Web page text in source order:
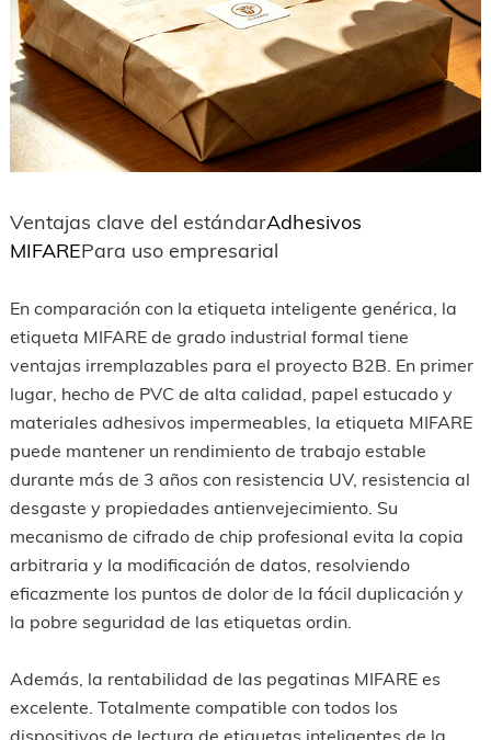
Ventajas clave del estándarAdhesivos
MIFAREPara uso empresarial
En comparación con la etiqueta inteligente genérica, la
etiqueta MIFARE de grado industrial formal tiene
ventajas irremplazables para el proyecto B2B. En primer
lugar, hecho de PVC de alta calidad, papel estucado y
materiales adhesivos impermeables, la etiqueta MIFARE
puede mantener un rendimiento de trabajo estable
durante más de 3 años con resistencia UV, resistencia al
desgaste y propiedades antienvejecimiento. Su
mecanismo de cifrado de chip profesional evita la copia
arbitraria y la modificación de datos, resolviendo
eficazmente los puntos de dolor de la fácil duplicación y
la pobre seguridad de las etiquetas ordin.
Además, la rentabilidad de las pegatinas MIFARE es
excelente. Totalmente compatible con todos los
dispositivos de lectura de etiquetas inteligentes de la